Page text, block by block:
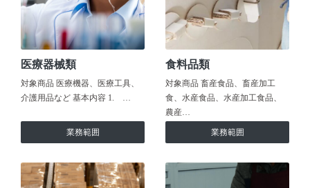
医療器械類
対象商品 医療機器、医療工具、
介護用品など 基本内容 1. …
業務範囲
食料品類
対象商品 畜産食品、畜産加工
食、水産食品、水産加工食品、
農産…
業務範囲